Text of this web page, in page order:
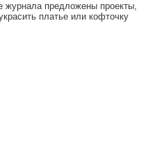
предложены проекты,
платье или кофточку